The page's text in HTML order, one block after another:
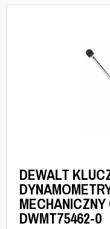
DEWALT
DWMT75462-0